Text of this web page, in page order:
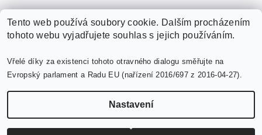
Vytvořil Shoptet
Tento web používá soubory cookie. Dalším procházením
tohoto webu vyjadřujete souhlas s jejich používáním.
Vřelé díky za existenci tohoto otravného dialogu směřujte na
Evropský parlament a Radu EU (nařízení 2016/697 z 2016-04-27).
Nastavení